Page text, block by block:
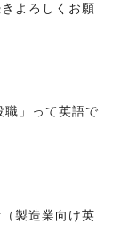
よろしくお願
」って英語で
製造業向け英